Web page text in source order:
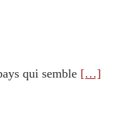
qui semble […]